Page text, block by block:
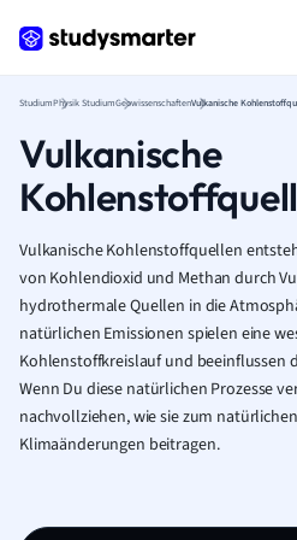
StudiumPhysik StudiumGeowissenschaften
Vulkanische
Vulkanische Kohlenstoffquellen
von Kohlendioxid und Methan durch
hydrothermale Quellen in die
natürlichen Emissionen spielen eine
Kohlenstoffkreislauf und beeinflussen
Wenn Du diese natürlichen Prozesse
nachvollziehen, wie sie zum
Klimaänderungen beitragen.